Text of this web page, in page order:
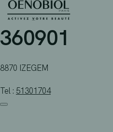
Skip
360901
8870 IZEGEM
Tel : 51301704